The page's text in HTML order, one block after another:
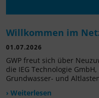
Willkommen im
01.07.2026
GWP freut sich über
die IEG Technologie
Grundwasser- und
› Weiterlesen